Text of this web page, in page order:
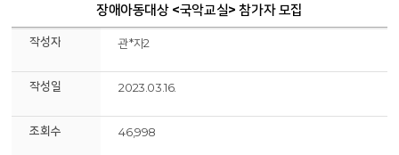
장애아동대상 <국악교실> 참가자 모집
작성자 관*자2
작성일 2023.03.16.
조회수 46,998